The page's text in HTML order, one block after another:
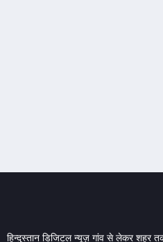
हिन्दुस्तान डिजिटल न्यूज़ गांव से लेकर शहर